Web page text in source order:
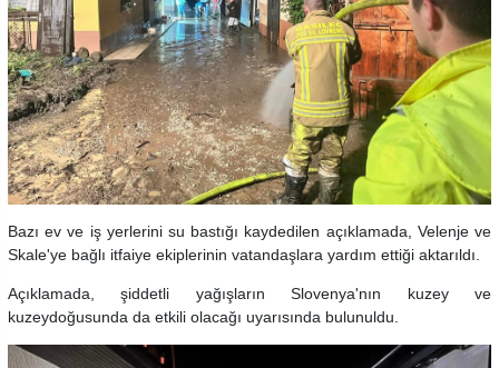
Bazı ev ve iş yerlerini su bastığı kaydedilen açıklamada, Velenje ve
Skale'ye bağlı itfaiye ekiplerinin vatandaşlara yardım ettiği aktarıldı.
Açıklamada, şiddetli yağışların Slovenya'nın kuzey ve
kuzeydoğusunda da etkili olacağı uyarısında bulunuldu.